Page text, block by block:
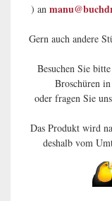
) an
Gern auch andere
Besuchen Sie
Broschüren
oder fragen Sie
Das Produkt wird
deshalb vom